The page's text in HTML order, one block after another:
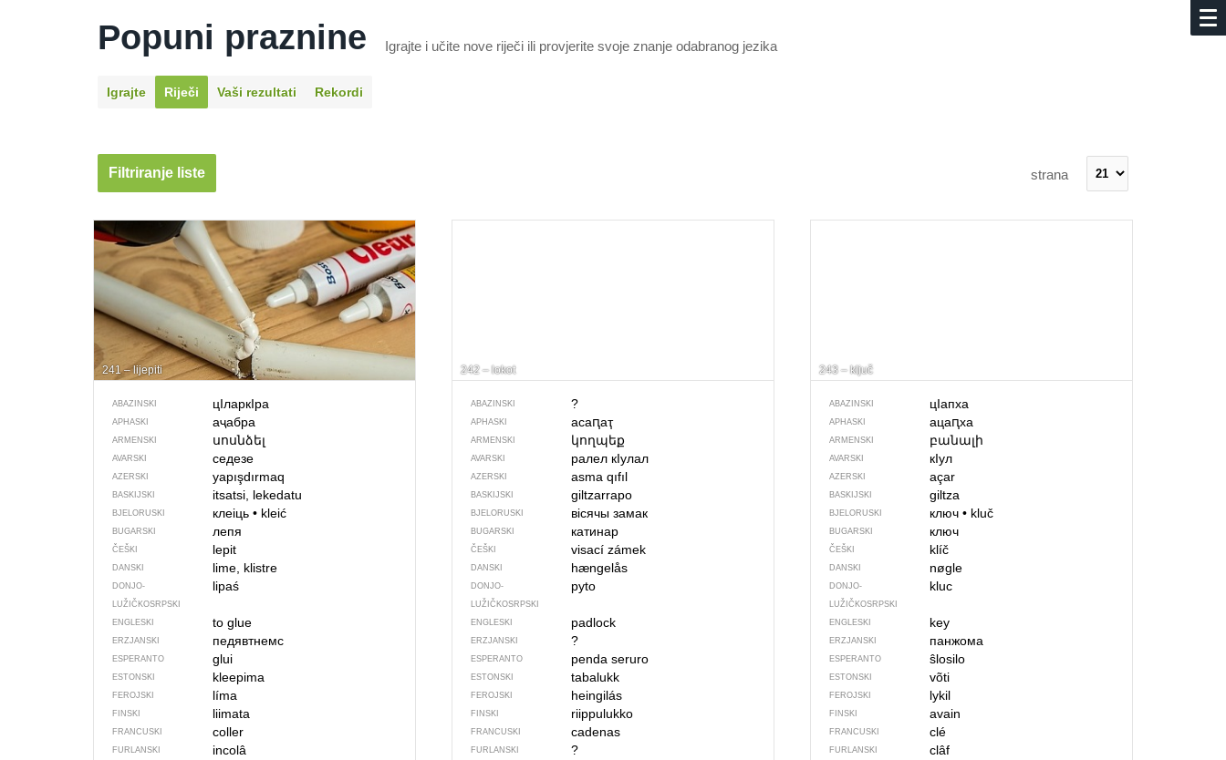
Popuni praznine Igrajte i učite nove riječi ili provjerite svoje znanje odabranog jezika
Igrajte Riječi Vaši rezultati Rekordi
Filtriranje liste strana
241 – lijepiti
ABAZINSKI цIларкIра
APHASKI аҷабра
ARMENSKI սոսնձել
AVARSKI седезе
AZERSKI yapışdırmaq
BASKIJSKI itsatsi, lekedatu
BJELORUSKI клеіць •kleić
BUGARSKI лепя
ČEŠKI lepit
DANSKI lime, klistre
DONJO­
LUŽIČKOSRPSKI
lipaś
ENGLESKI to glue
ERZJANSKI педявтнемс
ESPERANTO glui
ESTONSKI kleepima
FEROJSKI líma
FINSKI liimata
FRANCUSKI coller
FURLANSKI incolâ
242 – lokot
ABAZINSKI ?
APHASKI асаԥаҭ
ARMENSKI կողպեք
AVARSKI ралел кIулал
AZERSKI asma qıfıl
BASKIJSKI giltzarrapo
BJELORUSKI вісячы замак
BUGARSKI катинар
ČEŠKI visací zámek
DANSKI hængelås
DONJO­
LUŽIČKOSRPSKI
pyto
ENGLESKI padlock
ERZJANSKI ?
ESPERANTO penda seruro
ESTONSKI tabalukk
FEROJSKI heingilás
FINSKI riippulukko
FRANCUSKI cadenas
FURLANSKI ?
243 – ključ
ABAZINSKI цIапха
APHASKI ацаԥха
ARMENSKI բանալի
AVARSKI кIул
AZERSKI açar
BASKIJSKI giltza
BJELORUSKI ключ• kluč
BUGARSKI ключ
ČEŠKI klíč
DANSKI nøgle
DONJO­
LUŽIČKOSRPSKI
kluc
ENGLESKI key
ERZJANSKI панжома
ESPERANTO ŝlosilo
ESTONSKI võti
FEROJSKI lykil
FINSKI avain
FRANCUSKI clé
FURLANSKI clâf